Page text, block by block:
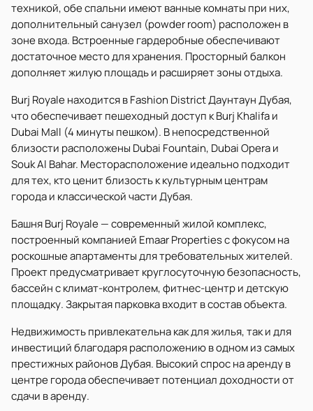
техникой, обе спальни имеют ванные комнаты при них,
дополнительный санузел (powder room) расположен в
зоне входа. Встроенные гардеробные обеспечивают
достаточное место для хранения. Просторный балкон
дополняет жилую площадь и расширяет зоны отдыха.
Burj Royale находится в Fashion District Даунтаун Дубая,
что обеспечивает пешеходный доступ к Burj Khalifa и
Dubai Mall (4 минуты пешком). В непосредственной
близости расположены Dubai Fountain, Dubai Opera и
Souk Al Bahar. Месторасположение идеально подходит
для тех, кто ценит близость к культурным центрам
города и классической части Дубая.
Башня Burj Royale — современный жилой комплекс,
построенный компанией Emaar Properties с фокусом на
роскошные апартаменты для требовательных жителей.
Проект предусматривает круглосуточную безопасность,
бассейн с климат-контролем, фитнес-центр и детскую
площадку. Закрытая парковка входит в состав объекта.
Недвижимость привлекательна как для жилья, так и для
инвестиций благодаря расположению в одном из самых
престижных районов Дубая. Высокий спрос на аренду в
центре города обеспечивает потенциал доходности от
сдачи в аренду.